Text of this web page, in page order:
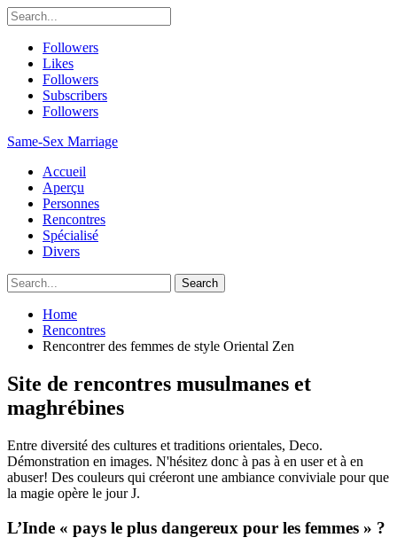
Followers
Likes
Followers
Subscribers
Followers
Same-Sex Marriage
Accueil
Aperçu
Personnes
Rencontres
Spécialisé
Divers
Home
Rencontres
Rencontrer des femmes de style Oriental Zen
Site de rencontres musulmanes et
maghrébines
Entre diversité des cultures et traditions orientales, Deco.
Démonstration en images. N'hésitez donc à pas à en user et à en
abuser! Des couleurs qui créeront une ambiance conviviale pour que
la magie opère le jour J.
L’Inde « pays le plus dangereux pour les femmes » ?